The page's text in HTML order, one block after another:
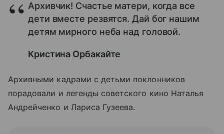
Архивчик! Счастье матери, когда все
дети вместе резвятся. Дай бог нашим
детям мирного неба над головой.
Кристина Орбакайте
Архивными кадрами с детьми поклонников
порадовали и легенды советского кино Наталья
Андрейченко и Лариса Гузеева.